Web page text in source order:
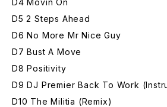
D4 Movin On
D5 2 Steps Ahead
D6 No More Mr Nice Guy
D7 Bust A Move
D8 Positivity
D9 DJ Premier Back To Work
D10 The Militia (Remix)